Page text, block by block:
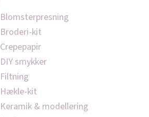
Blomsterpresning
Broderi-kit
Crepepapir
DIY smykker
Filtning
Hækle-kit
Keramik & modellering